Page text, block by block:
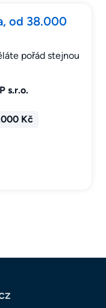
od 38.000
pořád stejnou
s.r.o.
Kč